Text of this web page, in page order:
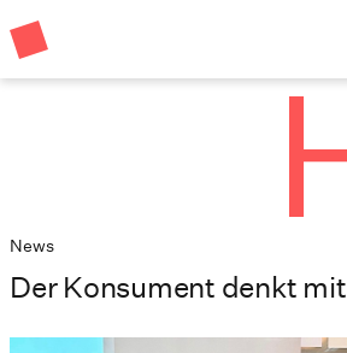
News
Der Konsument denkt mit